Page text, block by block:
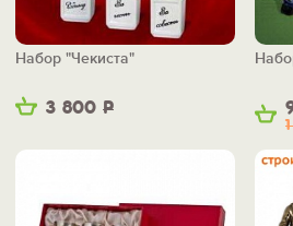
3 800 Р
Набор "Чекиста"